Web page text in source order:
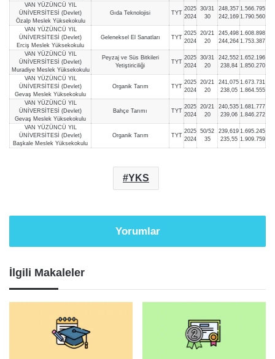
VAN YÜZÜNCÜ YIL
ÜNİVERSİTESİ (Devlet)
Özalp Meslek Yüksekokulu
Gıda Teknolojisi TYT
2025
2024
30/31
30
248,357
242,169
1.566.795
1.790.560
VAN YÜZÜNCÜ YIL
ÜNİVERSİTESİ (Devlet)
Erciş Meslek Yüksekokulu
Geleneksel El Sanatları TYT
2025
2024
20/21
20
245,498
244,264
1.608.898
1.753.387
VAN YÜZÜNCÜ YIL
ÜNİVERSİTESİ (Devlet)
Muradiye Meslek Yüksekokulu
Peyzaj ve Süs Bitkileri
Yetiştiriciliği
TYT
2025
2024
30/31
20
242,552
238,84
1.652.196
1.850.270
VAN YÜZÜNCÜ YIL
ÜNİVERSİTESİ (Devlet)
Gevaş Meslek Yüksekokulu
Organik Tarım TYT
2025
2024
20/21
20
241,075
238,05
1.673.731
1.864.555
VAN YÜZÜNCÜ YIL
ÜNİVERSİTESİ (Devlet)
Gevaş Meslek Yüksekokulu
Bahçe Tarımı TYT
2025
2024
20/21
20
240,535
239,06
1.681.777
1.846.272
VAN YÜZÜNCÜ YIL
ÜNİVERSİTESİ (Devlet)
Başkale Meslek Yüksekokulu
Organik Tarım TYT
2025
2024
50/52
35
239,619
235,55
1.695.245
1.909.759
YKS
Yorumlar
İlgili Makaleler